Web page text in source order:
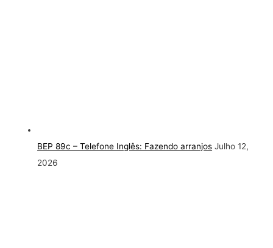
BEP 89c – Telefone Inglês: Fazendo arranjos Julho 12,
2026